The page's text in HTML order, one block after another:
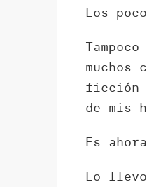
Los
ficción
de mis
Es
Lo